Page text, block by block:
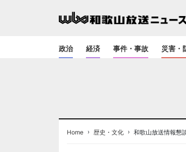
政治 経済 事件・事故 災害・
Home › 歴史・文化 › 和歌山放送情報懇